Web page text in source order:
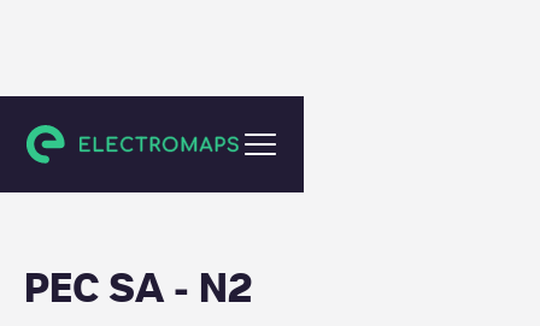
Champéry
PEC SA - N2